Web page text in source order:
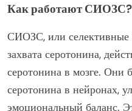
Как работают СИОЗС?
СИОЗС, или селективные
захвата серотонина,
серотонина в мозге. Они
серотонина в нейронах,
эмоциональный баланс.